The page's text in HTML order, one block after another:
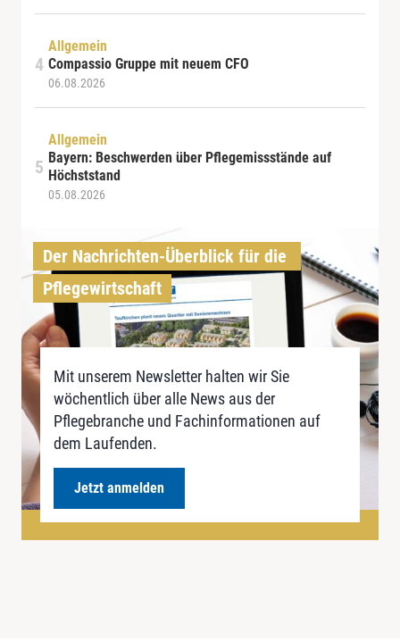
Allgemein
Compassio Gruppe mit neuem CFO
06.08.2026
Allgemein
Bayern: Beschwerden über Pflegemissstände auf
Höchststand
05.08.2026
Der Nachrichten-Überblick für die
Pflegewirtschaft
Mit unserem Newsletter halten wir Sie
wöchentlich über alle News aus der
Pflegebranche und Fachinformationen auf
dem Laufenden.
Jetzt anmelden